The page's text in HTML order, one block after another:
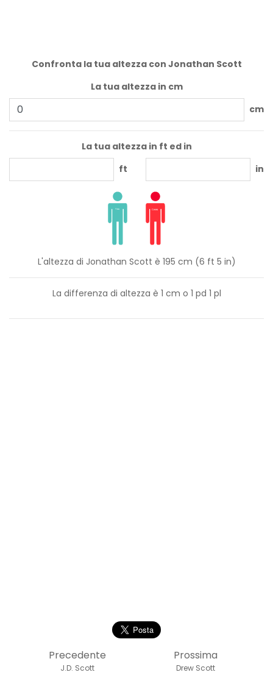
Confronta la tua altezza con Jonathan Scott
La tua altezza in cm
cm
La tua altezza in ft ed in
ft
in
L'altezza di Jonathan Scott è 195 cm (6 ft 5 in)
La differenza di altezza è 1 cm o 1 pd 1 pl
Prossima
Drew Scott
Precedente
J.D. Scott